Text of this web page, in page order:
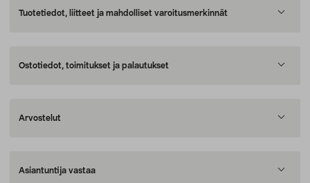
Tuotetiedot, liitteet ja mahdolliset varoitusmerkinnät
Ostotiedot, toimitukset ja palautukset
Arvostelut
Asiantuntija vastaa